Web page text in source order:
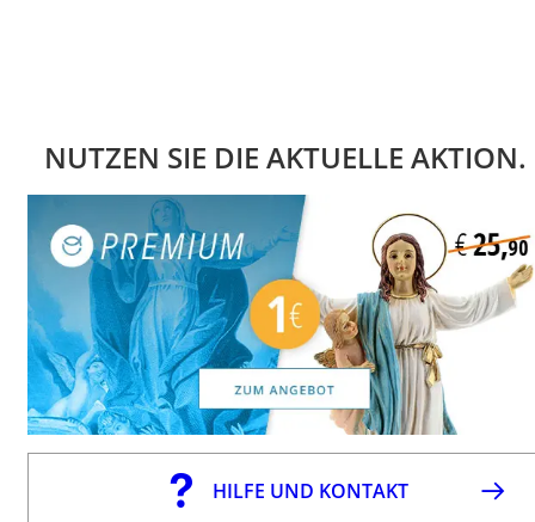
NUTZEN SIE DIE AKTUELLE AKTION.
HILFE UND KONTAKT